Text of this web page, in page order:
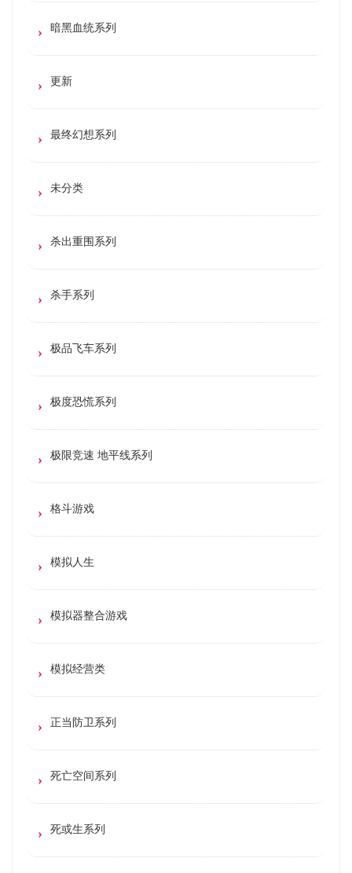
暗黑血统系列
更新
最终幻想系列
未分类
杀出重围系列
杀手系列
极品飞车系列
极度恐慌系列
极限竞速 地平线系列
格斗游戏
模拟人生
模拟器整合游戏
模拟经营类
正当防卫系列
死亡空间系列
死或生系列